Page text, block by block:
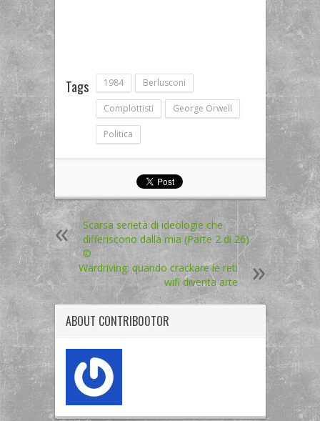
Tags 1984 Berlusconi
Complottisti George Orwell
Politica
Scarsa serietà di ideologie che
differiscono dalla mia (Parte 2 di 26)
©
Wardriving: quando crackare le reti
wifi diventa arte
ABOUT CONTRIB00TOR